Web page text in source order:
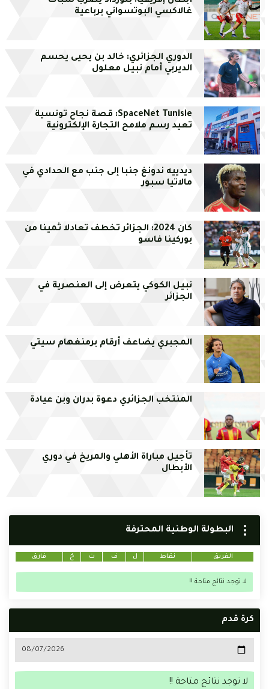
غالاكسي البوتسواني برباعية
الدوري الجزائري: خالد بن يحيى يحسم
الديربي أمام نبيل معلول
SpaceNet Tunisie: قصة نجاح تونسية
تعيد رسم ملامح التجارة الإلكترونية
ديدييه ندونغ جنبا إلى جنب مع الحدادي في
مالاتيا سبور
كان 2024: الجزائر تخطف تعادلا ثمينا من
بوركينا فاسو
نبيل الكوكي يتعرض إلى العنصرية في
الجزائر
المجبري يضاعف أرقام برمنغهام سيتي
المنتخب الجزائري دعوة بدران وبن عيادة
تأجيل مباراة الأهلي والمريخ في دوري
الأبطال
البطولة الوطنية المحترفة
الفريق نقاط ل ف ت خ فارق
لا توجد نتائج متاحة !!
كرة قدم
لا توجد نتائج متاحة !!